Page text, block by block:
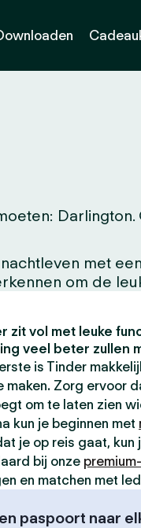
met
om de
zit vol met leuke
veel beter zullen
is Tinder
maken. Zorg ervoor
om te laten zien
kun je beginnen met
je op reis gaat, kun
bij onze
en matchen met
paspoort naar